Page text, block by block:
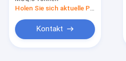
Nachrichten
Fälle
Holen Sie sich aktuelle Preis
Kontakt